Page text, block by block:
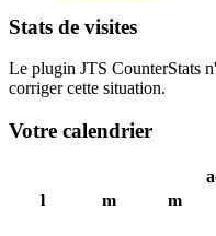
Stats de visites
Le plugin JTS CounterStats
corriger cette situation.
Votre calendrier
l
m m